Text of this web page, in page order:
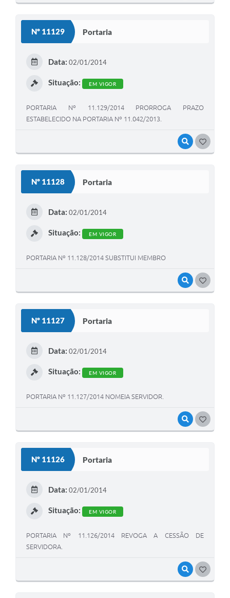
Nº 11129 Portaria
VISUALIZAR
Data: 02/01/2014
Situação: EM VIGOR
PORTARIA Nº 11.129/2014 PRORROGA PRAZO
ESTABELECIDO NA PORTARIA Nº 11.042/2013.
Nº 11128 Portaria
VISUALIZAR
Data: 02/01/2014
Situação: EM VIGOR
PORTARIA Nº 11.128/2014 SUBSTITUI MEMBRO
Nº 11127 Portaria
VISUALIZAR
Data: 02/01/2014
Situação: EM VIGOR
PORTARIA Nº 11.127/2014 NOMEIA SERVIDOR.
Nº 11126 Portaria
VISUALIZAR
Data: 02/01/2014
Situação: EM VIGOR
PORTARIA Nº 11.126/2014 REVOGA A CESSÃO DE
SERVIDORA.